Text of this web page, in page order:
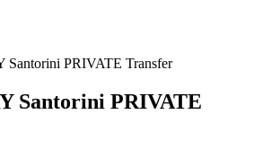
Santorini PRIVATE Transfer
Santorini PRIVATE